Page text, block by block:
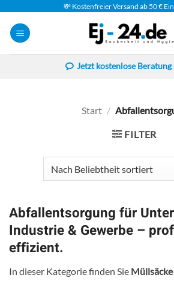
Inhalt
springen
💸 Kostenfreier Versand ab 50 €
Jetzt kostenlose
Start /
FILTER
Abfallentsorgung für
Industrie & Gewerbe –
effizient.
In dieser Kategorie finden Sie